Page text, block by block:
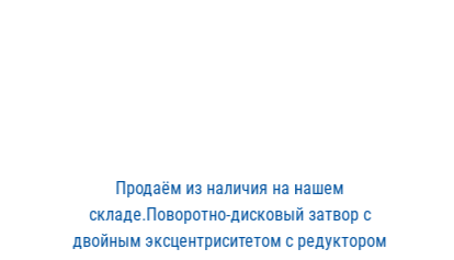
Продаём из наличия на на​шем
складе.Поворотно-дис​ковый затвор с
двойным э​ксцентриситетом с редукт​ором